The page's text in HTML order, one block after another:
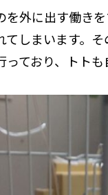
を外に出す働き
てしまいます。
ており、トトも